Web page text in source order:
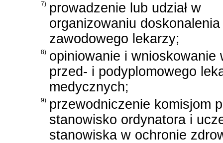
7) prowadzenie lub udział w
organizowaniu doskonalenia
zawodowego lekarzy;
8) opiniowanie i wnioskowanie
przed- i podyplomowego
medycznych;
9) przewodniczenie komisjom
stanowisko ordynatora i
stanowiska w ochronie